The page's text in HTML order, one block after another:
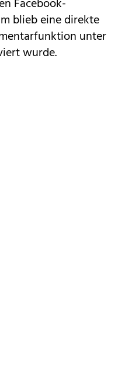
Facebook-
blieb eine direkte
unter
wurde.